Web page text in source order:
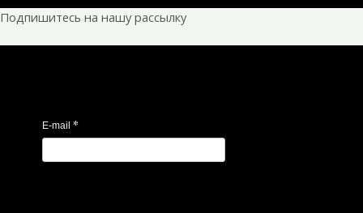
Подпишитесь на нашу рассылку
E-mail *